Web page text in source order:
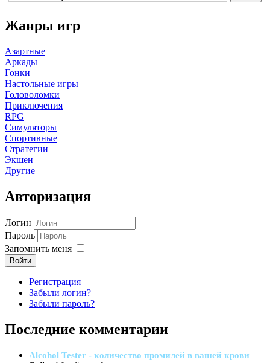
Жанры игр
Азартные
Аркады
Гонки
Настольные игры
Головоломки
Приключения
RPG
Симуляторы
Спортивные
Стратегии
Экшен
Другие
Авторизация
Логин
Пароль
Запомнить меня
Войти
Регистрация
Забыли логин?
Забыли пароль?
Последние комментарии
Alcohol Tester - количество промилей в вашей крови